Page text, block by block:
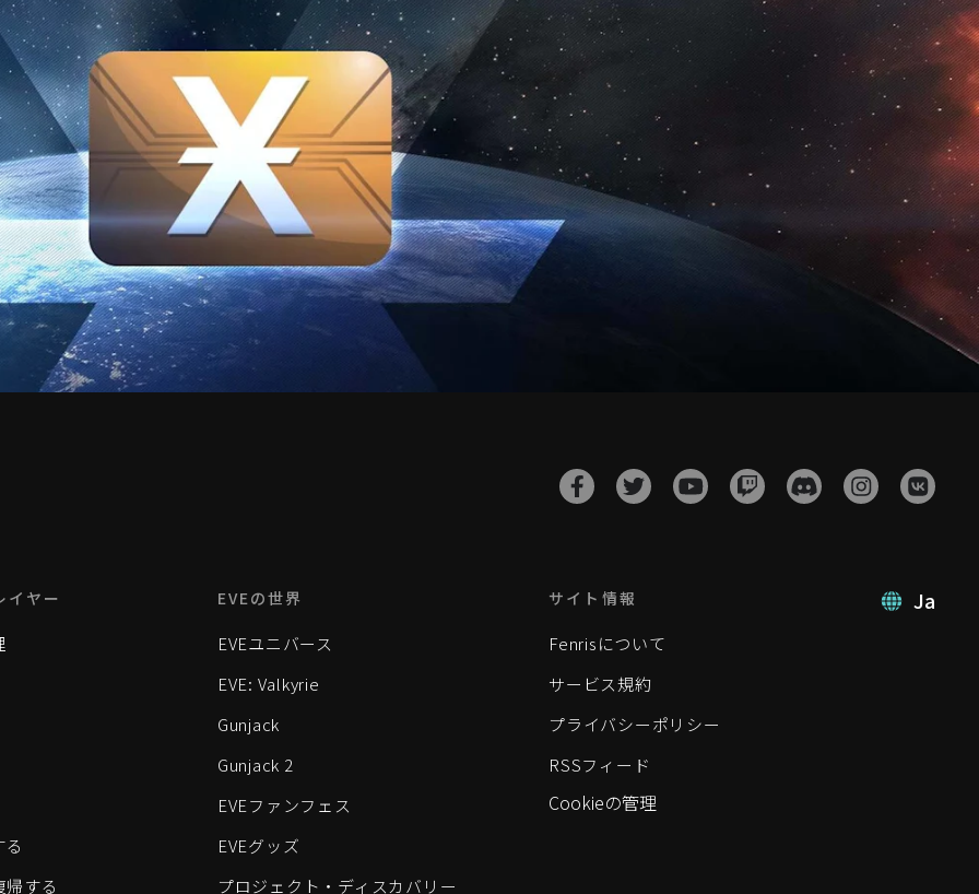
Ja
イヤー
帰する
EVEの世界
EVEユニバース
EVE: Valkyrie
Gunjack
Gunjack 2
EVEファンフェス
EVEグッズ
プロジェクト・ディスカバリー
サイト情報
Fenrisについて
サービス規約
プライバシーポリシー
RSSフィード
Cookieの管理